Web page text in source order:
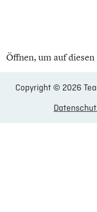
Öffnen, um auf
Copyright © 2026